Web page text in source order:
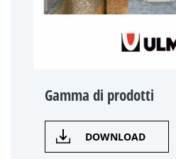
Gamma di prodotti
DOWNLOAD